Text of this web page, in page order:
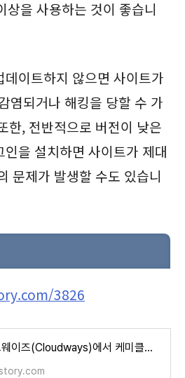
을 사용하는 것이 좋습니
이트하지 않으면 사이트가
염되거나 해킹을 당할 수 가
한, 전반적으로 버전이 낮은
을 설치하면 사이트가 제대
문제가 발생할 수도 있습니
3826
클라우드웨이즈(Cloudways)에서 케미클라우드(ChemiCloud)로 워드프레스 이전 작업